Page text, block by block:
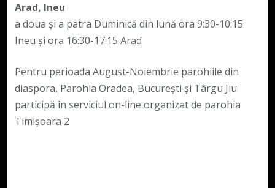
Arad, Ineu
a doua și a patra Duminică din lună ora 9:30-10:15
Ineu și ora 16:30-17:15 Arad
Pentru perioada August-Noiembrie parohiile din
diaspora, Parohia Oradea, București și Târgu Jiu
participă în serviciul on-line organizat de parohia
Timișoara 2